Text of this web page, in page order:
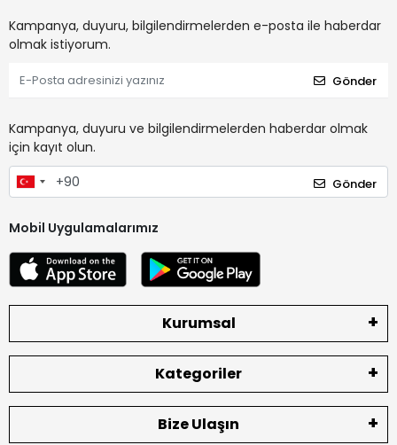
Kampanya, duyuru, bilgilendirmelerden e-posta ile haberdar
olmak istiyorum.
Gönder
Kampanya, duyuru ve bilgilendirmelerden haberdar olmak
için kayıt olun.
Gönder
Mobil Uygulamalarımız
Kurumsal
Kategoriler
Bize Ulaşın